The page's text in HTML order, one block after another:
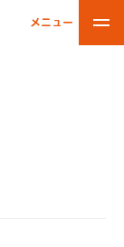
メニュー